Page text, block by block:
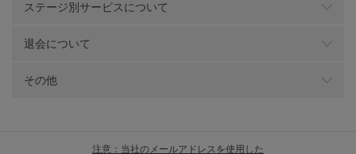
ステージ別サービスについて
退会について
その他
注意：当社のメールアドレスを使用した